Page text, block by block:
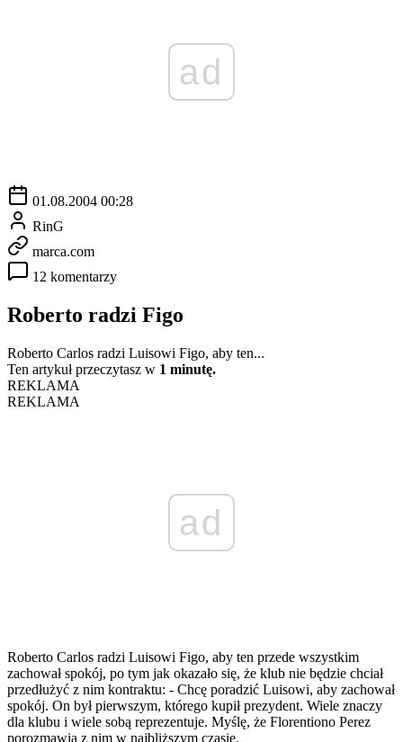
ad
01.08.2004 00:28
RinG
marca.com
12 komentarzy
Roberto radzi Figo
Roberto Carlos radzi Luisowi Figo, aby ten...
Ten artykuł przeczytasz w 1 minutę.
REKLAMA
REKLAMA
ad
Roberto Carlos radzi Luisowi Figo, aby ten przede wszystkim
zachował spokój, po tym jak okazało się, że klub nie będzie chciał
przedłużyć z nim kontraktu: - Chcę poradzić Luisowi, aby zachował
spokój. On był pierwszym, którego kupił prezydent. Wiele znaczy
dla klubu i wiele sobą reprezentuje. Myślę, że Florentiono Perez
porozmawia z nim w najbliższym czasie.